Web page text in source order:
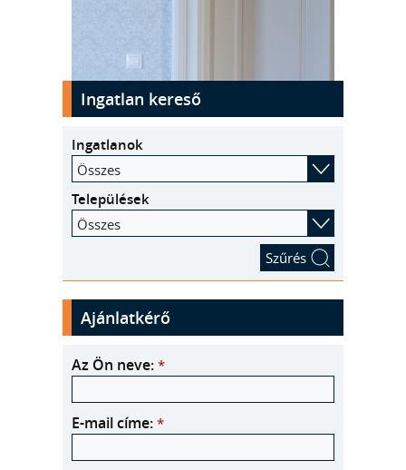
kinyit
Ingatlan kereső
Ingatlanok
Összes
Települések
Összes
Ajánlatkérő
Az Ön neve: *
E-mail címe: *